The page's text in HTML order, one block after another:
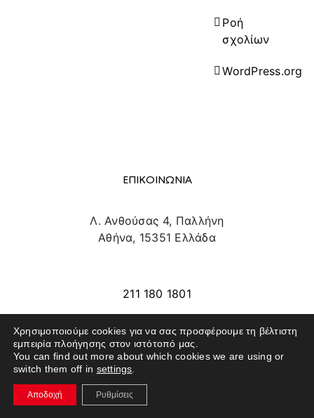
Ροή
σχολίων
WordPress.org
ΕΠΙΚΟΙΝΩΝΙΑ
Λ. Ανθούσας 4, Παλλήνη
Αθήνα, 15351 Ελλάδα
211 180 1801
SITE MAP
ΕΚΘΕΤΕΣ
Χρησιμοποιούμε cookies για να σας προσφέρουμε τη βέλτιστη
εμπειρία πλοήγησης στον ιστότοπό μας.
You can find out more about which cookies we are using or
switch them off in settings
Αποδοχή Ρυθμίσεις